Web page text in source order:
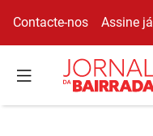
Contacte-nos Assine já